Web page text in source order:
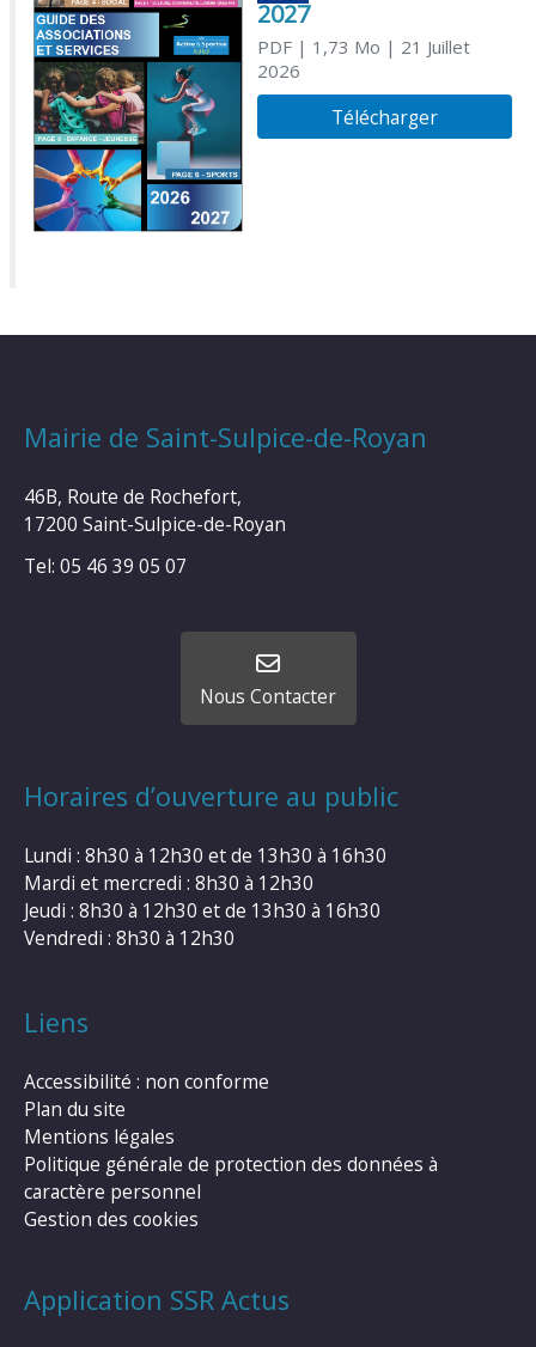
2027
PDF| 1,73 Mo | 21 Juillet
2026
Télécharger
Mairie de Saint-Sulpice-de-Royan
46B, Route de Rochefort,
17200 Saint-Sulpice-de-Royan
Tel: 05 46 39 05 07
Nous Contacter
Horaires d’ouverture au public
Lundi : 8h30 à 12h30 et de 13h30 à 16h30
Mardi et mercredi : 8h30 à 12h30
Jeudi : 8h30 à 12h30 et de 13h30 à 16h30
Vendredi : 8h30 à 12h30
Liens
Accessibilité : non conforme
Plan du site
Mentions légales
Politique générale de protection des données à
caractère personnel
Gestion des cookies
Application SSR Actus